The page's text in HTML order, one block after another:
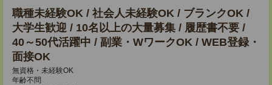
職種未経験OK / 社会人未経験OK / ブランクOK /
大学生歓迎 / 10名以上の大量募集 / 履歴書不要 /
40～50代活躍中 / 副業・WワークOK / WEB登録・
面接OK
無資格・未経験OK
年齢不問